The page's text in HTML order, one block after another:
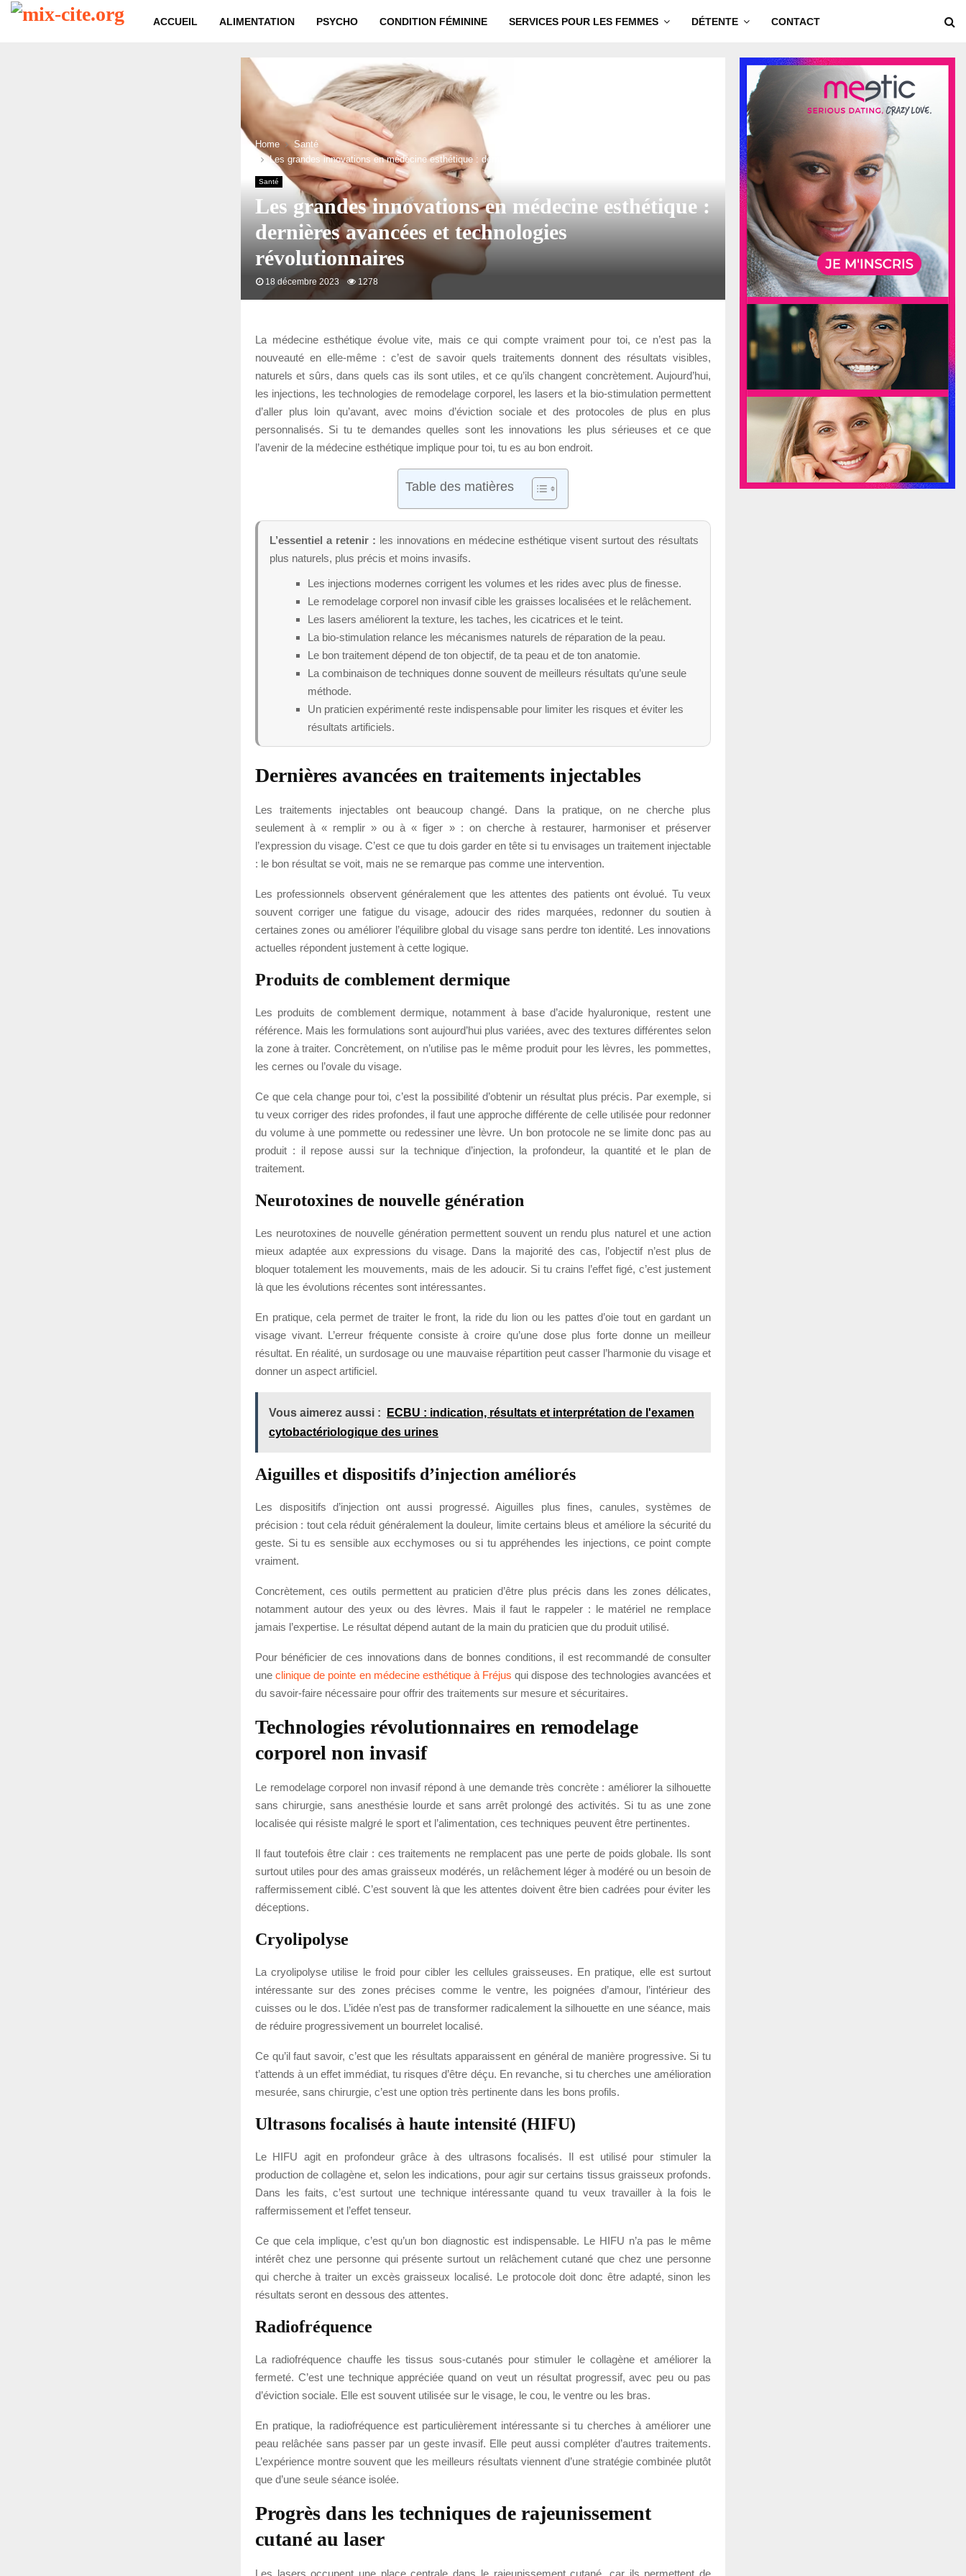
ACCUEIL ALIMENTATION PSYCHO CONDITION FÉMININE SERVICES POUR LES FEMMES DÉTENTE CONTACT
Home
Santé
Les grandes innovations en médecine esthétique : dernières avancées et technologies révolutionnaires
Santé
Les grandes innovations en médecine esthétique :
dernières avancées et technologies
révolutionnaires
18 décembre 2023 1278
La médecine esthétique évolue vite, mais ce qui compte vraiment pour toi, ce n’est pas la
nouveauté en elle-même : c’est de savoir quels traitements donnent des résultats visibles,
naturels et sûrs, dans quels cas ils sont utiles, et ce qu’ils changent concrètement. Aujourd’hui,
les injections, les technologies de remodelage corporel, les lasers et la bio-stimulation permettent
d’aller plus loin qu’avant, avec moins d’éviction sociale et des protocoles de plus en plus
personnalisés. Si tu te demandes quelles sont les innovations les plus sérieuses et ce que
l’avenir de la médecine esthétique implique pour toi, tu es au bon endroit.
Table des matières
L’essentiel a retenir : les innovations en médecine esthétique visent surtout des résultats
plus naturels, plus précis et moins invasifs.
Les injections modernes corrigent les volumes et les rides avec plus de finesse.
Le remodelage corporel non invasif cible les graisses localisées et le relâchement.
Les lasers améliorent la texture, les taches, les cicatrices et le teint.
La bio-stimulation relance les mécanismes naturels de réparation de la peau.
Le bon traitement dépend de ton objectif, de ta peau et de ton anatomie.
La combinaison de techniques donne souvent de meilleurs résultats qu’une seule
méthode.
Un praticien expérimenté reste indispensable pour limiter les risques et éviter les
résultats artificiels.
Dernières avancées en traitements injectables
Les traitements injectables ont beaucoup changé. Dans la pratique, on ne cherche plus
seulement à « remplir » ou à « figer » : on cherche à restaurer, harmoniser et préserver
l’expression du visage. C’est ce que tu dois garder en tête si tu envisages un traitement injectable
: le bon résultat se voit, mais ne se remarque pas comme une intervention.
Les professionnels observent généralement que les attentes des patients ont évolué. Tu veux
souvent corriger une fatigue du visage, adoucir des rides marquées, redonner du soutien à
certaines zones ou améliorer l’équilibre global du visage sans perdre ton identité. Les innovations
actuelles répondent justement à cette logique.
Produits de comblement dermique
Les produits de comblement dermique, notamment à base d’acide hyaluronique, restent une
référence. Mais les formulations sont aujourd’hui plus variées, avec des textures différentes selon
la zone à traiter. Concrètement, on n’utilise pas le même produit pour les lèvres, les pommettes,
les cernes ou l’ovale du visage.
Ce que cela change pour toi, c’est la possibilité d’obtenir un résultat plus précis. Par exemple, si
tu veux corriger des rides profondes, il faut une approche différente de celle utilisée pour redonner
du volume à une pommette ou redessiner une lèvre. Un bon protocole ne se limite donc pas au
produit : il repose aussi sur la technique d’injection, la profondeur, la quantité et le plan de
traitement.
Neurotoxines de nouvelle génération
Les neurotoxines de nouvelle génération permettent souvent un rendu plus naturel et une action
mieux adaptée aux expressions du visage. Dans la majorité des cas, l’objectif n’est plus de
bloquer totalement les mouvements, mais de les adoucir. Si tu crains l’effet figé, c’est justement
là que les évolutions récentes sont intéressantes.
En pratique, cela permet de traiter le front, la ride du lion ou les pattes d’oie tout en gardant un
visage vivant. L’erreur fréquente consiste à croire qu’une dose plus forte donne un meilleur
résultat. En réalité, un surdosage ou une mauvaise répartition peut casser l’harmonie du visage et
donner un aspect artificiel.
Vous aimerez aussi :
ECBU : indication, résultats et interprétation de l'examen
cytobactériologique des urines
Aiguilles et dispositifs d’injection améliorés
Les dispositifs d’injection ont aussi progressé. Aiguilles plus fines, canules, systèmes de
précision : tout cela réduit généralement la douleur, limite certains bleus et améliore la sécurité du
geste. Si tu es sensible aux ecchymoses ou si tu appréhendes les injections, ce point compte
vraiment.
Concrètement, ces outils permettent au praticien d’être plus précis dans les zones délicates,
notamment autour des yeux ou des lèvres. Mais il faut le rappeler : le matériel ne remplace
jamais l’expertise. Le résultat dépend autant de la main du praticien que du produit utilisé.
Pour bénéficier de ces innovations dans de bonnes conditions, il est recommandé de consulter
uneclinique de pointe en médecine esthétique à Fréjus qui dispose des technologies avancées et
du savoir-faire nécessaire pour offrir des traitements sur mesure et sécuritaires.
Technologies révolutionnaires en remodelage
corporel non invasif
Le remodelage corporel non invasif répond à une demande très concrète : améliorer la silhouette
sans chirurgie, sans anesthésie lourde et sans arrêt prolongé des activités. Si tu as une zone
localisée qui résiste malgré le sport et l’alimentation, ces techniques peuvent être pertinentes.
Il faut toutefois être clair : ces traitements ne remplacent pas une perte de poids globale. Ils sont
surtout utiles pour des amas graisseux modérés, un relâchement léger à modéré ou un besoin de
raffermissement ciblé. C’est souvent là que les attentes doivent être bien cadrées pour éviter les
déceptions.
Cryolipolyse
La cryolipolyse utilise le froid pour cibler les cellules graisseuses. En pratique, elle est surtout
intéressante sur des zones précises comme le ventre, les poignées d’amour, l’intérieur des
cuisses ou le dos. L’idée n’est pas de transformer radicalement la silhouette en une séance, mais
de réduire progressivement un bourrelet localisé.
Ce qu’il faut savoir, c’est que les résultats apparaissent en général de manière progressive. Si tu
t’attends à un effet immédiat, tu risques d’être déçu. En revanche, si tu cherches une amélioration
mesurée, sans chirurgie, c’est une option très pertinente dans les bons profils.
Ultrasons focalisés à haute intensité (HIFU)
Le HIFU agit en profondeur grâce à des ultrasons focalisés. Il est utilisé pour stimuler la
production de collagène et, selon les indications, pour agir sur certains tissus graisseux profonds.
Dans les faits, c’est surtout une technique intéressante quand tu veux travailler à la fois le
raffermissement et l’effet tenseur.
Ce que cela implique, c’est qu’un bon diagnostic est indispensable. Le HIFU n’a pas le même
intérêt chez une personne qui présente surtout un relâchement cutané que chez une personne
qui cherche à traiter un excès graisseux localisé. Le protocole doit donc être adapté, sinon les
résultats seront en dessous des attentes.
Radiofréquence
La radiofréquence chauffe les tissus sous-cutanés pour stimuler le collagène et améliorer la
fermeté. C’est une technique appréciée quand on veut un résultat progressif, avec peu ou pas
d’éviction sociale. Elle est souvent utilisée sur le visage, le cou, le ventre ou les bras.
En pratique, la radiofréquence est particulièrement intéressante si tu cherches à améliorer une
peau relâchée sans passer par un geste invasif. Elle peut aussi compléter d’autres traitements.
L’expérience montre souvent que les meilleurs résultats viennent d’une stratégie combinée plutôt
que d’une seule séance isolée.
Progrès dans les techniques de rajeunissement
cutané au laser
Les lasers occupent une place centrale dans le rajeunissement cutané, car ils permettent de